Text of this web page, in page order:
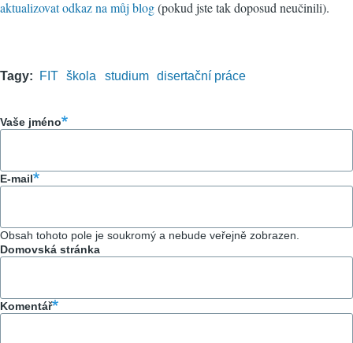
aktualizovat odkaz na můj blog(pokud jste tak doposud neučinili).
Tagy FIT škola studium disertační práce
Vaše jméno
E-mail
Obsah tohoto pole je soukromý a nebude veřejně zobrazen.
Domovská stránka
Komentář